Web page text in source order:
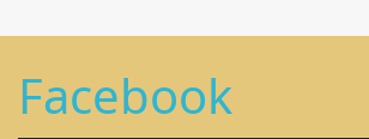
Facebook